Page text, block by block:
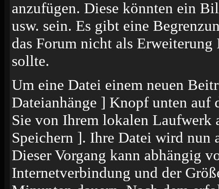
anzufügen. Diese könnten ein
usw. sein. Es gibt eine
das Forum nicht als
sollte.
Um eine Datei einem neuen
Dateianhänge ] Knopf unten auf
Sie von Ihrem lokalen
Speichern ]. Ihre Datei wird nun
Dieser Vorgang kann abhängig
Internetverbindung und der